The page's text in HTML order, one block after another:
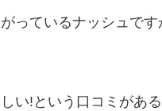
っているナッシュで
い!という口コミがあ